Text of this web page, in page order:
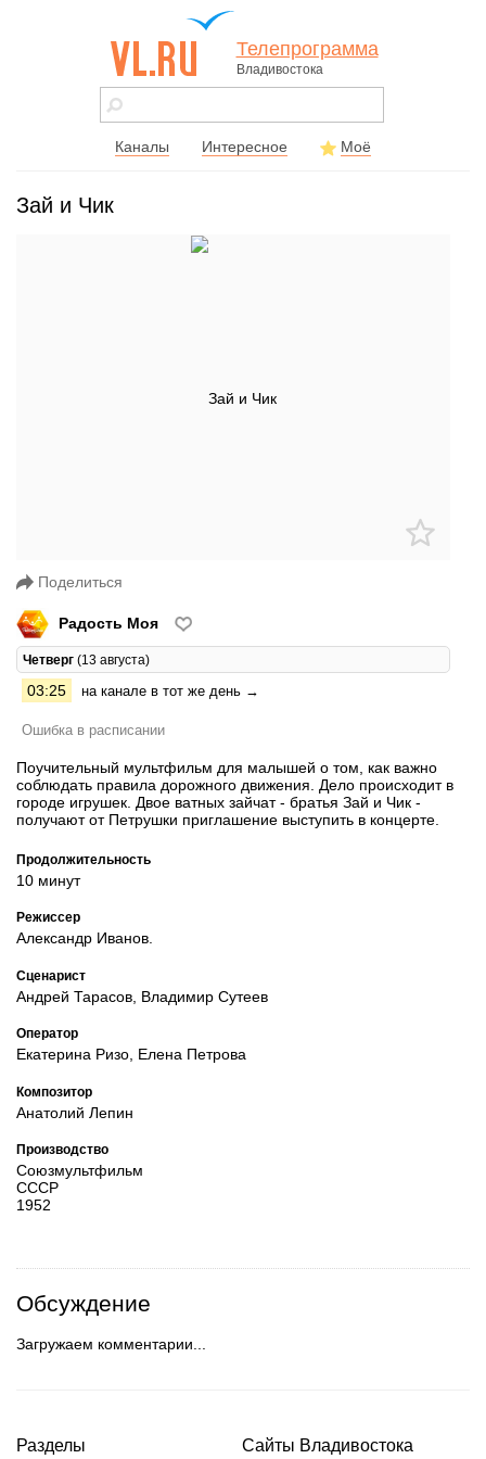
vl.ru - сайт
города
Телепрограмма
Владивостока
Каналы Интересное Моё
Зай и Чик
Поделиться
Радость Моя
Четверг (13 августа)
03:25 на канале в тот же день →
Ошибка в расписании
Поучительный мультфильм для малышей о том, как важно
соблюдать правила дорожного движения. Дело происходит в
городе игрушек. Двое ватных зайчат - братья Зай и Чик -
получают от Петрушки приглашение выступить в концерте.
Продолжительность
10 минут
Режиссер
Александр Иванов.
Сценарист
Андрей Тарасов, Владимир Сутеев
Оператор
Екатерина Ризо, Елена Петрова
Композитор
Анатолий Лепин
Производство
Союзмультфильм
СССР
1952
Обсуждение
Загружаем комментарии...
Разделы Сайты Владивостока